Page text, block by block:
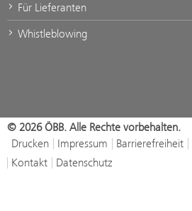
Für Lieferanten
Whistleblowing
© 2026 ÖBB. Alle Rechte vorbehalten.
Drucken
Impressum Barrierefreiheit
Kontakt
Datenschutz